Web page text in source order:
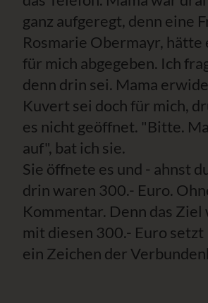
ganz aufgeregt, denn eine
Rosmarie Obermayr, hätte
für mich abgegeben. Ich
denn drin sei. Mama
Kuvert sei doch für mich,
es nicht geöffnet. "Bitte.
auf", bat ich sie.
Sie öffnete es und - ahnst
drin waren 300.- Euro.
Kommentar. Denn das
mit diesen 300.- Euro setzt
ein Zeichen der